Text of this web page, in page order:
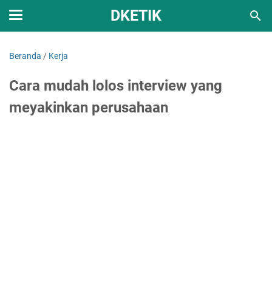
DKETIK
Beranda / Kerja
Cara mudah lolos interview yang
meyakinkan perusahaan